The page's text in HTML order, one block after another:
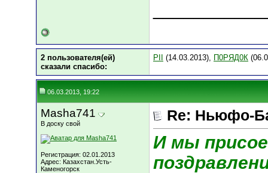
2 пользователя(ей)
сказали cпасибо:
PII (14.03.2013), П0РЯД0К
06.03.2013, 19:22
Masha741
В доску свой
Регистрация: 02.01.2013
Адрес: Казахстан.Усть-
Каменогорск
Re: Ньюфо-
И мы